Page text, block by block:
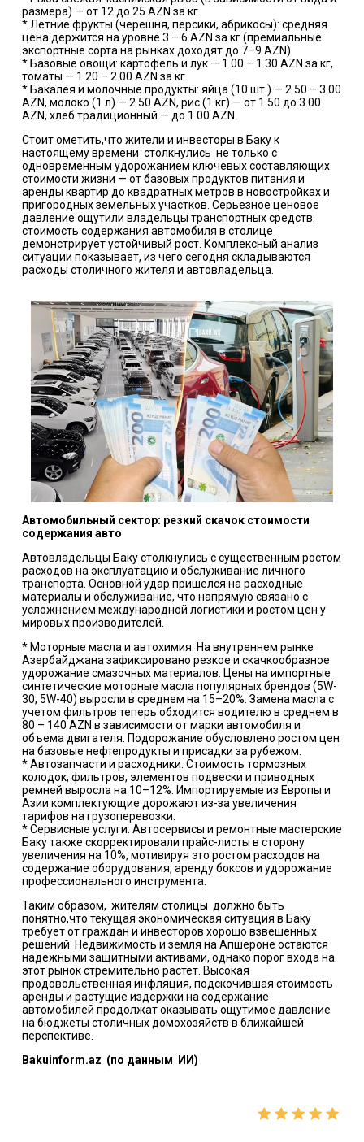
размера) — от 12 до 25 AZN за кг.
* Летние фрукты (черешня, персики, абрикосы): средняя
цена держится на уровне 3 – 6 AZN за кг (премиальные
экспортные сорта на рынках доходят до 7–9 AZN).
* Базовые овощи: картофель и лук — 1.00 – 1.30 AZN за кг,
томаты — 1.20 – 2.00 AZN за кг.
* Бакалея и молочные продукты: яйца (10 шт.) — 2.50 – 3.00
AZN, молоко (1 л) — 2.50 AZN, рис (1 кг) — от 1.50 до 3.00
AZN, хлеб традиционный — до 1.00 AZN.
Стоит ометить,что жители и инвесторы в Баку к
настоящему времени столкнулись не только с
одновременным удорожанием ключевых составляющих
стоимости жизни — от базовых продуктов питания и
аренды квартир до квадратных метров в новостройках и
пригородных земельных участков. Серьезное ценовое
давление ощутили владельцы транспортных средств:
стоимость содержания автомобиля в столице
демонстрирует устойчивый рост. Комплексный анализ
ситуации показывает, из чего сегодня складываются
расходы столичного жителя и автовладельца.
Автомобильный сектор: резкий скачок стоимости
содержания авто
Автовладельцы Баку столкнулись с существенным ростом
расходов на эксплуатацию и обслуживание личного
транспорта. Основной удар пришелся на расходные
материалы и обслуживание, что напрямую связано с
усложнением международной логистики и ростом цен у
мировых производителей.
* Моторные масла и автохимия: На внутреннем рынке
Азербайджана зафиксировано резкое и скачкообразное
удорожание смазочных материалов. Цены на импортные
синтетические моторные масла популярных брендов (5W-
30, 5W-40) выросли в среднем на 15–20%. Замена масла с
учетом фильтров теперь обходится водителю в среднем в
80 – 140 AZN в зависимости от марки автомобиля и
объема двигателя. Подорожание обусловлено ростом цен
на базовые нефтепродукты и присадки за рубежом.
* Автозапчасти и расходники: Стоимость тормозных
колодок, фильтров, элементов подвески и приводных
ремней выросла на 10–12%. Импортируемые из Европы и
Азии комплектующие дорожают из-за увеличения
тарифов на грузоперевозки.
* Сервисные услуги: Автосервисы и ремонтные мастерские
Баку также скорректировали прайс-листы в сторону
увеличения на 10%, мотивируя это ростом расходов на
содержание оборудования, аренду боксов и удорожание
профессионального инструмента.
Таким образом, жителям столицы должно быть
понятно,что текущая экономическая ситуация в Баку
требует от граждан и инвесторов хорошо взвешенных
решений. Недвижимость и земля на Апшероне остаются
надежными защитными активами, однако порог входа на
этот рынок стремительно растет. Высокая
продовольственная инфляция, подскочившая стоимость
аренды и растущие издержки на содержание
автомобилей продолжат оказывать ощутимое давление
на бюджеты столичных домохозяйств в ближайшей
перспективе.
Bakuinform.az (по данным ИИ)